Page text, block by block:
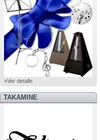
»Ver detalle
TAKAMINE